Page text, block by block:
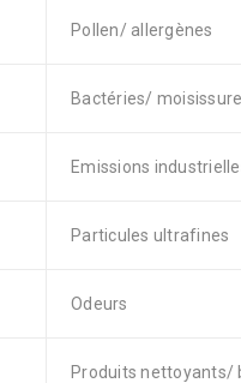
Pollen/ allergènes
Bactéries/
Emissions
Particules ultrafines
Odeurs
Produits nettoyants/